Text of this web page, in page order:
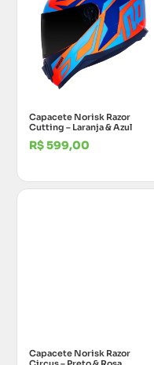
Capacete Norisk Razor
Cutting – Laranja & Azul
R$599,00
Capacete Norisk Razor